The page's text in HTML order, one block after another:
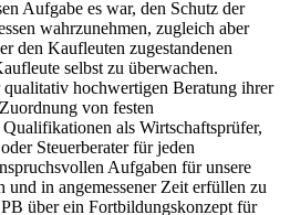
Aufgabe es war, den Schutz der
wahrzunehmen, zugleich aber
den Kaufleuten zugestandenen
selbst zu überwachen.
hochwertigen Beratung ihrer
von festen
als Wirtschaftsprüfer,
Steuerberater für jeden
Aufgaben für unsere
und in angemessener Zeit erfüllen zu
über ein Fortbildungskonzept für